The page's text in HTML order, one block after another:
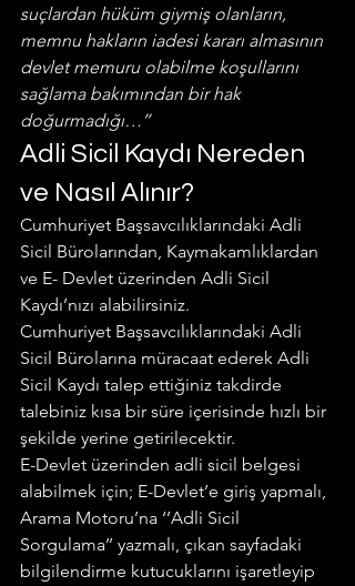
suçlardan hüküm giymiş olanların,
memnu hakların iadesi kararı almasının
devlet memuru olabilme koşullarını
sağlama bakımından bir hak
doğurmadığı…’’
Adli Sicil Kaydı Nereden
ve Nasıl Alınır?
Cumhuriyet Başsavcılıklarındaki Adli
Sicil Bürolarından, Kaymakamlıklardan
ve E- Devlet üzerinden Adli Sicil
Kaydı’nızı alabilirsiniz.
Cumhuriyet Başsavcılıklarındaki Adli
Sicil Bürolarına müracaat ederek Adli
Sicil Kaydı talep ettiğiniz takdirde
talebiniz kısa bir süre içerisinde hızlı bir
şekilde yerine getirilecektir.
E-Devlet üzerinden adli sicil belgesi
alabilmek için; E-Devlet’e giriş yapmalı,
Arama Motoru’na ‘’Adli Sicil
Sorgulama’’ yazmalı, çıkan sayfadaki
bilgilendirme kutucuklarını işaretleyip